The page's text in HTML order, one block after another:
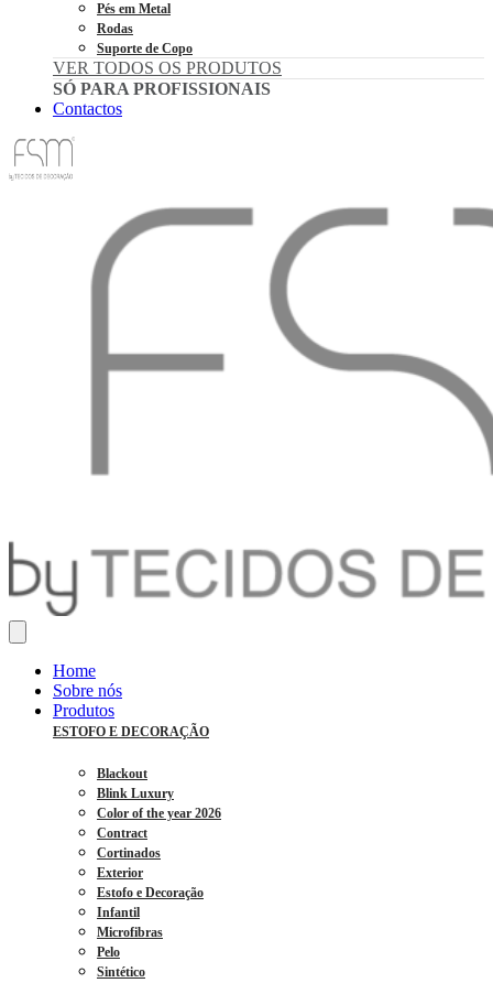
Pés em Metal
Rodas
Suporte de Copo
VER TODOS OS PRODUTOS
SÓ PARA PROFISSIONAIS
Contactos
Home
Sobre nós
Produtos
ESTOFO E DECORAÇÃO
Blackout
Blink Luxury
Color of the year 2026
Contract
Cortinados
Exterior
Estofo e Decoração
Infantil
Microfibras
Pelo
Sintético